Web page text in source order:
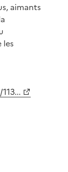
aimants
les
par email